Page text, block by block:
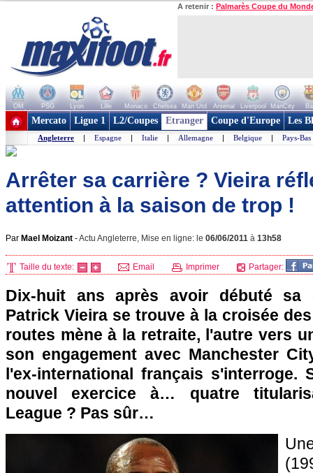
A retenir : Palmarès Coupe du
OM PSG Lyon Lille Monaco Chelsea Man Utd Arsenal Liverpool ManCity
+ de clubs
Mercato Ligue 1 L2/Coupes Etranger Coupe d'Europe Les
Angleterre | Espagne | Italie | Allemagne | Belgique | Pays-Bas
Arrêter sa carrière ? Vieira
attention à la saison de trop !
Par Mael Moizant -Actu Angleterre, Mise en ligne: le 06/06/2011 à 13h58
Taille du texte: Email Imprimer Partager:
Dix-huit ans après avoir débuté sa
Patrick Vieira se trouve à la croisée
routes mène à la retraite, l'autre vers
son engagement avec Manchester
l'ex-international français s'interroge.
nouvel exercice à… quatre
League ? Pas sûr…